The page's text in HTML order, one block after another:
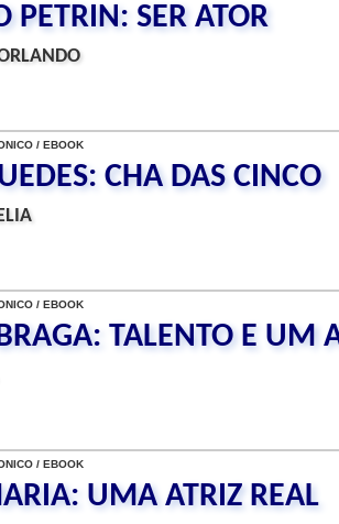
PETRIN: SER ATOR
/ EBOOK
CHA DAS CINCO
/ EBOOK
TALENTO E UM
/ EBOOK
UMA ATRIZ REAL